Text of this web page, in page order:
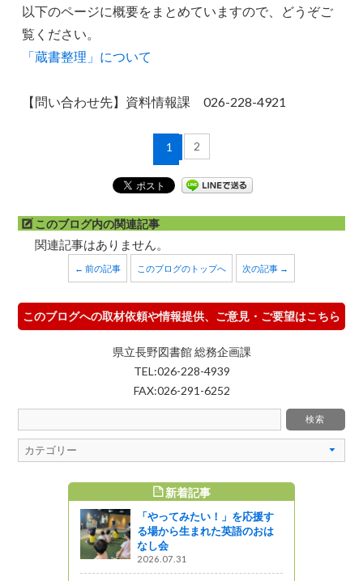
以下のページに概要をまとめていますので、どうぞご
覧ください。
「蔵書整理」について
【問い合わせ先】資料情報課 026-228-4921
1 2
このブログ内の関連記事
関連記事はありません。
← 前の記事 このブログのトップへ 次の記事 →
このブログへの取材依頼や情報提供、ご意見・ご要望はこちら
県立長野図書館 総務企画課
TEL:026-228-4939
FAX:026-291-6252
新着記事
「やってみたい！」を応援す
る場から生まれた英語のおは
なし会
2026.07.31